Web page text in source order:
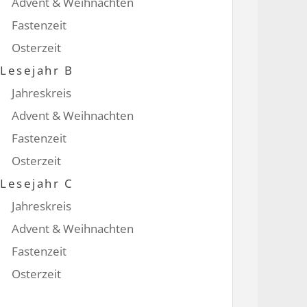
Fastenzeit
Osterzeit
Lesejahr B
Jahreskreis
Advent & Weihnachten
Fastenzeit
Osterzeit
Lesejahr C
Jahreskreis
Advent & Weihnachten
Fastenzeit
Osterzeit